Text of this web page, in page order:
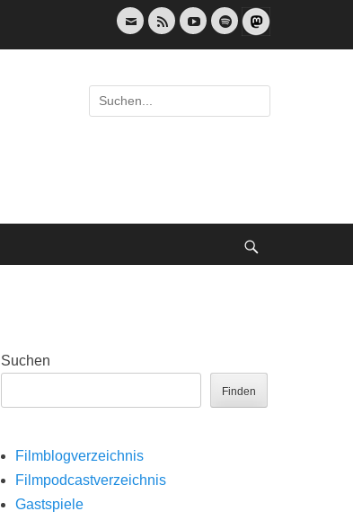
E-
Mail
Feed YouTubeSpotify
Suche
nach:
Suchen
Finden
Filmblogverzeichnis
Filmpodcastverzeichnis
Gastspiele